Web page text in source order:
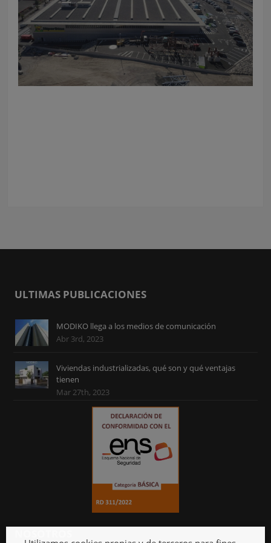
ULTIMAS PUBLICACIONES
MODIKO llega a los medios de comunicación
Abr 3rd, 2023
Viviendas industrializadas, qué son y qué ventajas
tienen
Mar 27th, 2023